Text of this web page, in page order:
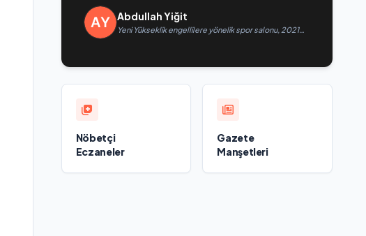
Abdullah Yiğit
Yeni Yükseklik engellilere yönelik spor salonu, 2021
Nöbetçi
Eczaneler
Gazete
Manşetleri